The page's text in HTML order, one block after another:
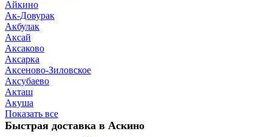
Айкино
Ак-Довурак
Акбулак
Аксай
Аксаково
Аксарка
Аксеново-Зиловское
Аксубаево
Акташ
Акуша
Показать все
Быстрая доставка в Аскино